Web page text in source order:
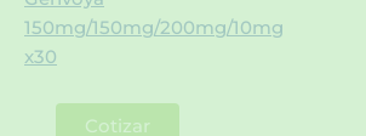
150mg/150mg/200mg/10mg
x30
Cotizar